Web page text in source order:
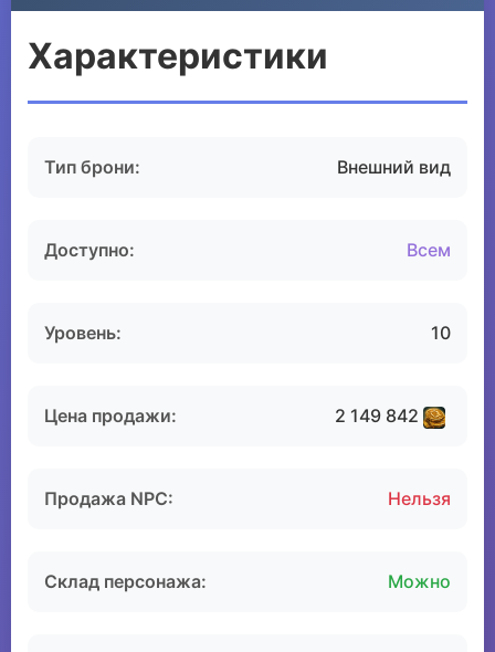
Характеристики
Тип брони: Внешний вид
Доступно: Всем
Уровень: 10
Цена продажи: 2 149 842
Продажа NPC: Нельзя
Склад персонажа: Можно